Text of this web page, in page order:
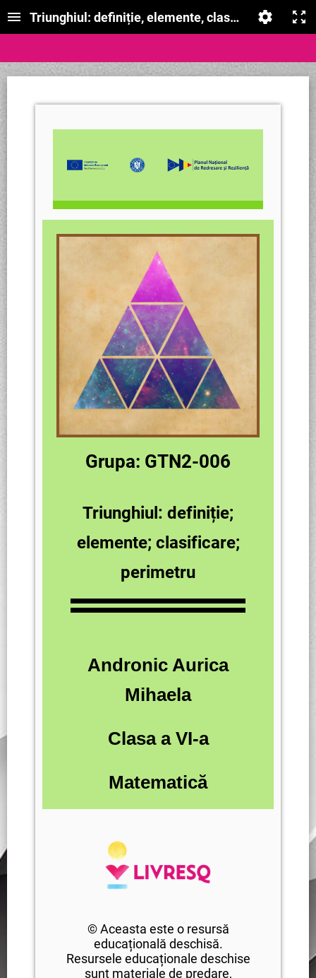
Triunghiul: definiție, elemente, clasificare,
Grupa: GTN2-006
Triunghiul: definiție;
elemente; clasificare;
perimetru
Andronic Aurica
Mihaela
Clasa a VI-a
Matematică
© Aceasta este o resursă
educațională deschisă.
Resursele educaționale deschise
sunt materiale de predare,